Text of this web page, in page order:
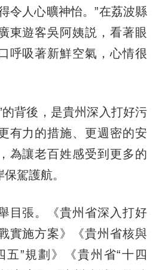
人心曠神怡。”在荔波縣
東遊客吳阿姨説，看著眼
呼吸著新鮮空氣，心情很
背後，是貴州深入打好污
有力的措施、更週密的安
為讓老百姓感受到更多的
駕護航。
張。《貴州省深入打好
實施方案》《貴州省核與
五”規劃》《貴州省“十四